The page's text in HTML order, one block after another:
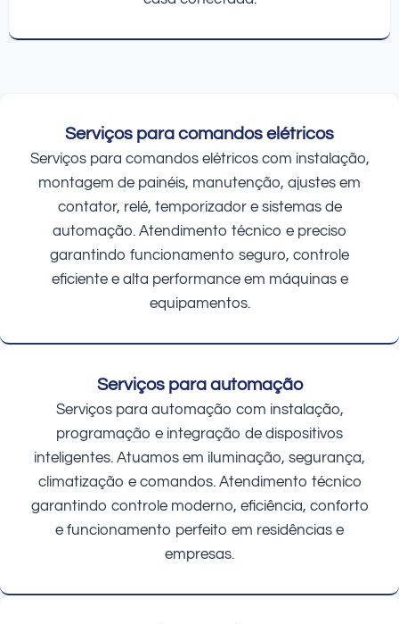
Serviços para comandos elétricos
Serviços para comandos elétricos com instalação,
montagem de painéis, manutenção, ajustes em
contator, relé, temporizador e sistemas de
automação. Atendimento técnico e preciso
garantindo funcionamento seguro, controle
eficiente e alta performance em máquinas e
equipamentos.
Serviços para automação
Serviços para automação com instalação,
programação e integração de dispositivos
inteligentes. Atuamos em iluminação, segurança,
climatização e comandos. Atendimento técnico
garantindo controle moderno, eficiência, conforto
e funcionamento perfeito em residências e
empresas.